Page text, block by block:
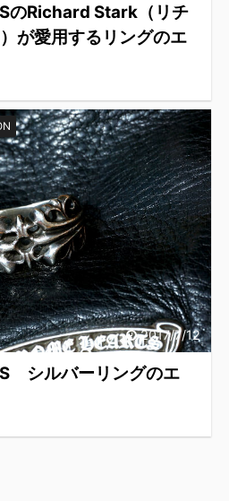
のRichard Stark（リチ
が愛用するリングのエ
2017/7/12
シルバーリングのエ